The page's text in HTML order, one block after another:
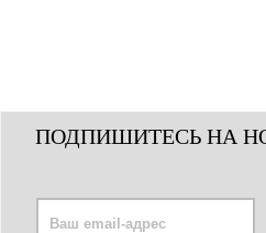
ПОДПИШИТЕСЬ НА